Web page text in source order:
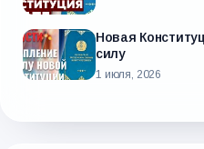
Новая
силу
1 июля, 2026